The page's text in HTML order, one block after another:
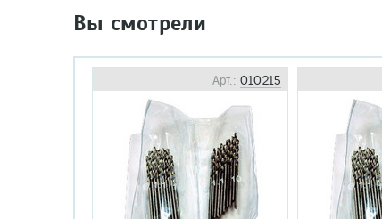
Вы смотрели
Арт.:010215